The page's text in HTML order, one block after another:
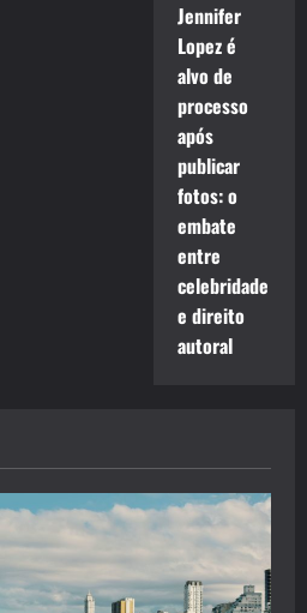
Jennifer
Lopez é
alvo de
processo
após
publicar
fotos: o
embate
entre
celebridade
e direito
autoral